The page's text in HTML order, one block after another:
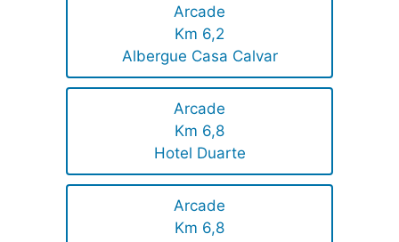
Arcade
Km 6,2
Albergue Casa Calvar
Arcade
Km 6,8
Hotel Duarte
Arcade
Km 6,8